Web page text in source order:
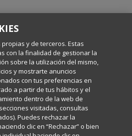
de Hostalia, dirigido por
y Tecnología.
de privacidad
de cookies
Aviso legal
y de terceros. Estas
con la finalidad de gestionar la
sobre la utilización del mismo,
y mostrarte anuncios
con tus preferencias en
a partir de tus hábitos y el
dentro de la web de
visitadas, consultas
Puedes rechazar la
clic en “Rechazar” o bien